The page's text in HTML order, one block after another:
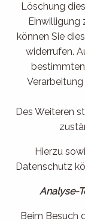
Löschung
Einwilligung
können Sie
widerrufen.
Des Weiteren
Hierzu
Datenschutz
Analyse-
Beim Besuch